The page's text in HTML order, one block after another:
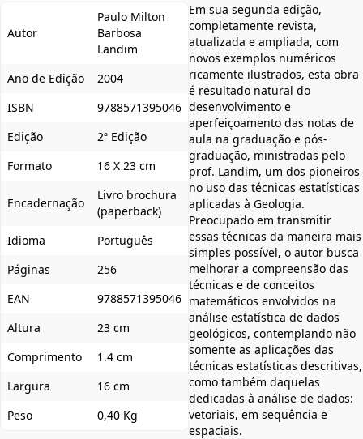
Autor
Paulo Milton
Barbosa
Landim
Ano de Edição
2004
ISBN
9788571395046
Edição
2ª Edição
Formato
16 X 23 cm
Encadernação
Livro brochura
(paperback)
Idioma
Português
Páginas
256
EAN
9788571395046
Altura
23 cm
Comprimento
1.4 cm
Largura
16 cm
Peso
0,40 Kg
Em sua segunda edição,
completamente revista,
atualizada e ampliada, com
novos exemplos numéricos
ricamente ilustrados, esta obra
é resultado natural do
desenvolvimento e
aperfeiçoamento das notas de
aula na graduação e pós-
graduação, ministradas pelo
prof. Landim, um dos pioneiros
no uso das técnicas estatísticas
aplicadas à Geologia.
Preocupado em transmitir
essas técnicas da maneira mais
simples possível, o autor busca
melhorar a compreensão das
técnicas e de conceitos
matemáticos envolvidos na
análise estatística de dados
geológicos, contemplando não
somente as aplicações das
técnicas estatísticas descritivas,
como também daquelas
dedicadas à análise de dados:
vetoriais, em sequência e
espaciais.